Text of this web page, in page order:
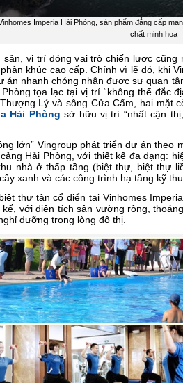
Imperia Hải Phòng, sản phẩm đẳng cấp
chất minh họa
vị trí đóng vai trò chiến lược
khúc cao cấp. Chính vì lẽ đó, khi
án nhanh chóng nhận được sự quan
tọa lạc tại vị trí “không thể đắc
Lý và sông Cửa Cấm, hai mặt
Hải Phòng sở hữu vị trí “nhất cận
lớn” Vingroup phát triển dự án theo
Hải Phòng, với thiết kế đa dạng:
nhà ở thấp tầng (biệt thự, biệt thự
xanh và các công trình hạ tầng kỹ
thự tân cổ điển tại Vinhomes
với diện tích sân vường rộng,
dưỡng trong lòng đô thị.